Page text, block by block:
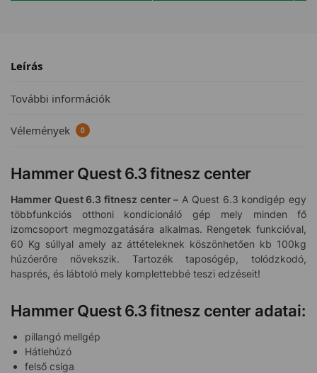
Leírás
További információk
Vélemények 0
Hammer Quest 6.3 fitnesz center
Hammer Quest 6.3 fitnesz center – A Quest 6.3 kondigép egy
többfunkciós otthoni kondicionáló gép mely minden fő
izomcsoport megmozgatására alkalmas. Rengetek funkcióval,
60 Kg súllyal amely az áttételeknek köszönhetően kb 100kg
húzóerőre növekszik. Tartozék taposógép, tolódzkodó,
hasprés, és lábtoló mely komplettebbé teszi edzéseit!
Hammer Quest 6.3 fitnesz center adatai:
pillangó mellgép
Hátlehúzó
felső csiga